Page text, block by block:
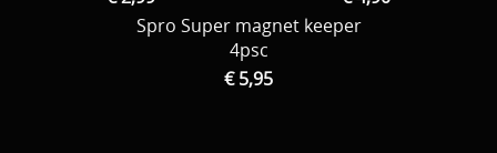
Spro Super magnet keeper
4psc
€ 5,95